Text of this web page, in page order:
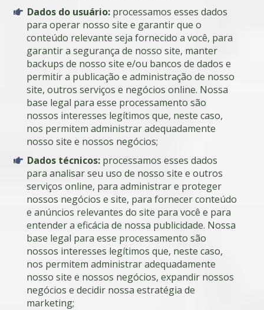
Dados do usuário:processamos esses dados
para operar nosso site e garantir que o
conteúdo relevante seja fornecido a você, para
garantir a segurança de nosso site, manter
backups de nosso site e/ou bancos de dados e
permitir a publicação e administração de nosso
site, outros serviços e negócios online. Nossa
base legal para esse processamento são
nossos interesses legítimos que, neste caso,
nos permitem administrar adequadamente
nosso site e nossos negócios;
Dados técnicos:processamos esses dados
para analisar seu uso de nosso site e outros
serviços online, para administrar e proteger
nossos negócios e site, para fornecer conteúdo
e anúncios relevantes do site para você e para
entender a eficácia de nossa publicidade. Nossa
base legal para esse processamento são
nossos interesses legítimos que, neste caso,
nos permitem administrar adequadamente
nosso site e nossos negócios, expandir nossos
negócios e decidir nossa estratégia de
marketing;